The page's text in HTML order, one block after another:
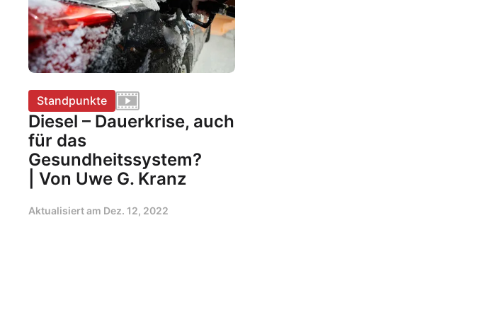
Standpunkte
Diesel – Dauerkrise, auch
für das
Gesundheitssystem?
| Von Uwe G. Kranz
Aktualisiert am Dez. 12, 2022